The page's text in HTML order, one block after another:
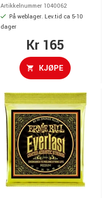
Artikkelnummer 1040062
På weblager. Lev.tid ca 5-10
dager
Kr 165
KJØPE